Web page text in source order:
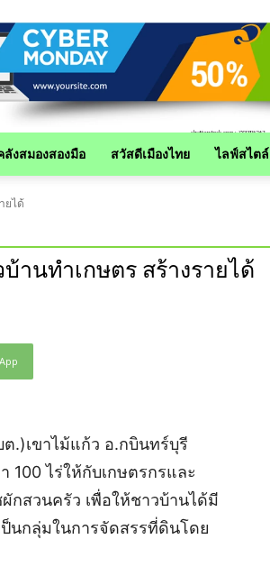
ลังสมองสองมือ สวัสดีเมืองไทย ไลฟ์สไตล์
ยได้
านทำเกษตร สร้างรายได้
.)เขาไม้แก้ว อ.กบินทร์บุรี
ไร่ให้กับเกษตรกรและ
กสวนครัว เพื่อให้ชาวบ้านได้มี
นกลุ่มในการจัดสรรที่ดินโดย